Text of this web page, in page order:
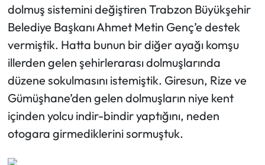
dolmuş sistemini değiştiren Trabzon Büyükşehir
Belediye Başkanı Ahmet Metin Genç’e destek
vermiştik. Hatta bunun bir diğer ayağı komşu
illerden gelen şehirlerarası dolmuşlarında
düzene sokulmasını istemiştik. Giresun, Rize ve
Gümüşhane’den gelen dolmuşların niye kent
içinden yolcu indir-bindir yaptığını, neden
otogara girmediklerini sormuştuk.